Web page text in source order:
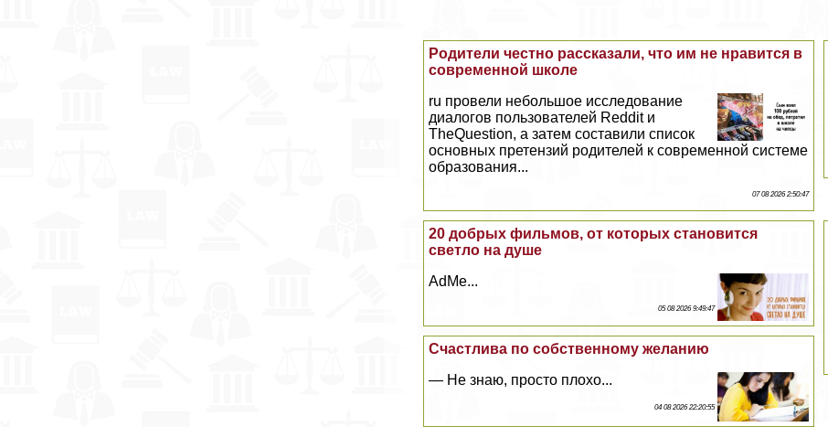
Родители честно рассказали, что им не нравится в
современной школе
ru провели небольшое исследование
диалогов пользователей Reddit и
TheQuestion, а затем составили список
основных претензий родителей к современной системе
образования...
07 08 2026 2:50:47
20 добрых фильмов, от которых становится
светло на душе
AdMe...
05 08 2026 9:49:47
Счастлива по собственному желанию
— Не знаю, просто плохо...
04 08 2026 22:20:55